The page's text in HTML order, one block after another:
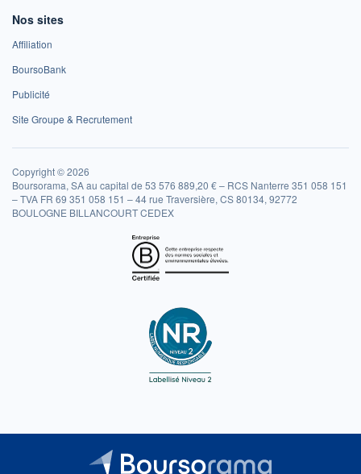
Nos sites
Affiliation
BoursoBank
Publicité
Site Groupe & Recrutement
Copyright © 2026
Boursorama, SA au capital de 53 576 889,20 € – RCS Nanterre 351 058 151
– TVA FR 69 351 058 151 – 44 rue Traversière, CS 80134, 92772
BOULOGNE BILLANCOURT CEDEX